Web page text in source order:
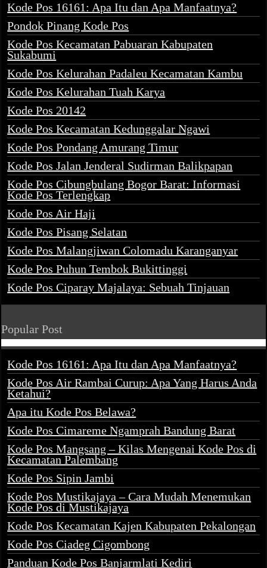
Kode Pos 16161: Apa Itu dan Apa Manfaatnya?
Pondok Pinang Kode Pos
Kode Pos Kecamatan Pabuaran Kabupaten
Sukabumi
Kode Pos Kelurahan Padaleu Kecamatan Kambu
Kode Pos Kelurahan Tuah Karya
Kode Pos 20142
Kode Pos Kecamatan Kedunggalar Ngawi
Kode Pos Pondang Amurang Timur
Kode Pos Jalan Jenderal Sudirman Balikpapan
Kode Pos Cibungbulang Bogor Barat: Informasi
Kode Pos Terlengkap
Kode Pos Air Haji
Kode Pos Pisang Selatan
Kode Pos Malangjiwan Colomadu Karanganyar
Kode Pos Puhun Tembok Bukittinggi
Kode Pos Ciparay Majalaya: Sebuah Tinjauan
Popular Post
Kode Pos 16161: Apa Itu dan Apa Manfaatnya?
Kode Pos Air Rambai Curup: Apa Yang Harus Anda
Ketahui?
Apa itu Kode Pos Belawa?
Kode Pos Cimareme Ngamprah Bandung Barat
Kode Pos Mangsang – Kilas Mengenai Kode Pos di
Kecamatan Palembang
Kode Pos Sipin Jambi
Kode Pos Mustikajaya – Cara Mudah Menemukan
Kode Pos di Mustikajaya
Kode Pos Kecamatan Kajen Kabupaten Pekalongan
Kode Pos Ciadeg Cigombong
Panduan Kode Pos Banjarmlati Kediri